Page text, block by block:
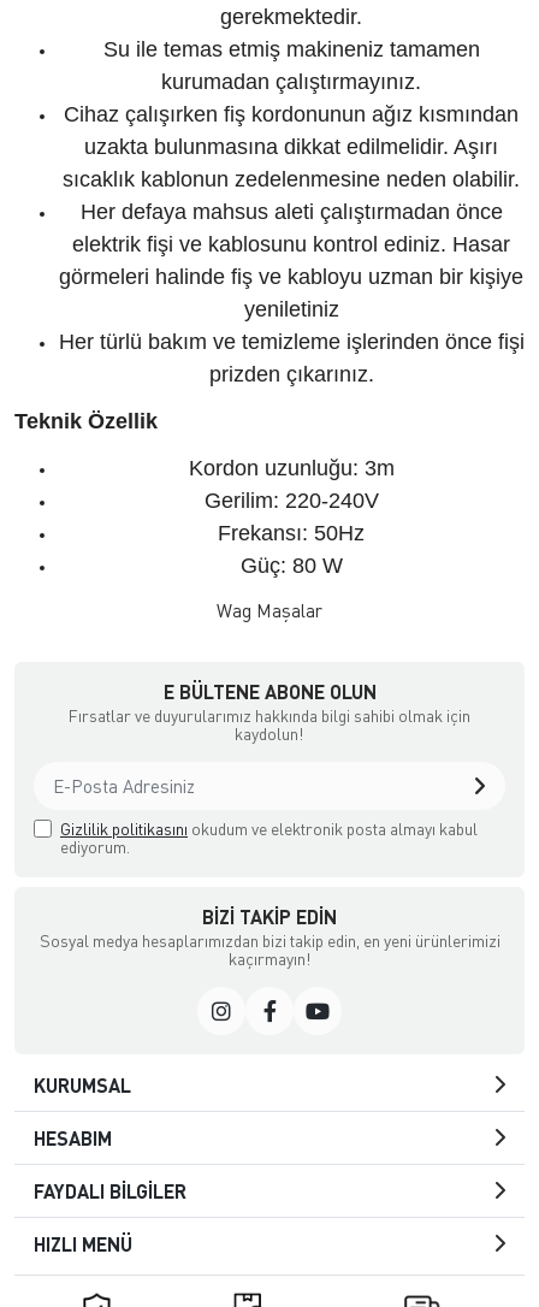
gerekmektedir.
Su ile temas etmiş makineniz tamamen
kurumadan çalıştırmayınız.
Cihaz çalışırken fiş kordonunun ağız kısmından
uzakta bulunmasına dikkat edilmelidir. Aşırı
sıcaklık kablonun zedelenmesine neden olabilir.
Her defaya mahsus aleti çalıştırmadan önce
elektrik fişi ve kablosunu kontrol ediniz. Hasar
görmeleri halinde fiş ve kabloyu uzman bir kişiye
yeniletiniz
Her türlü bakım ve temizleme işlerinden önce fişi
prizden çıkarınız.
Teknik Özellik
Kordon uzunluğu: 3m
Gerilim: 220-240V
Frekansı: 50Hz
Güç: 80 W
Wag Maşalar
E BÜLTENE ABONE OLUN
Fırsatlar ve duyurularımız hakkında bilgi sahibi olmak için
kaydolun!
Gizlilik politikasını okudum ve elektronik posta almayı kabul
ediyorum.
BIZI TAKIP EDIN
Sosyal medya hesaplarımızdan bizi takip edin, en yeni ürünlerimizi
kaçırmayın!
KURUMSAL
HESABIM
FAYDALI BİLGİLER
HIZLI MENÜ